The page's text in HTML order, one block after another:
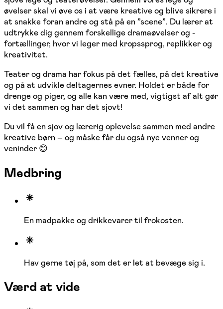
øvelser skal vi øve os i at være kreative og blive sikrere i
at snakke foran andre og stå på en ”scene”. Du lærer at
udtrykke dig gennem forskellige dramaøvelser og -
fortællinger, hvor vi leger med kropssprog, replikker og
kreativitet.
Teater og drama har fokus på det fælles, på det kreative
og på at udvikle deltagernes evner. Holdet er både for
drenge og piger, og alle kan være med, vigtigst af alt gør
vi det sammen og har det sjovt!
Du vil få en sjov og lærerig oplevelse sammen med andre
kreative børn – og måske får du også nye venner og
veninder 😊
Medbring
En madpakke og drikkevarer til frokosten.
Hav gerne tøj på, som det er let at bevæge sig i.
Værd at vide